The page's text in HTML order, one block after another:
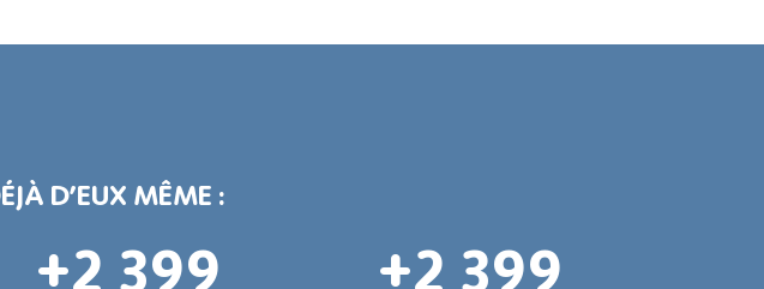
D’EUX MÊME :